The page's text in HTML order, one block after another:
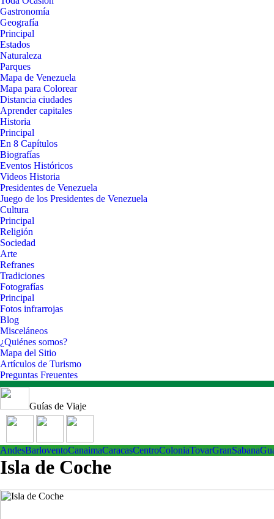
Gastronomía
Geografía
Principal
Estados
Naturaleza
Parques
Mapa de Venezuela
Mapa para Colorear
Distancia ciudades
Aprender capitales
Historia
Principal
En 8 Capítulos
Biografías
Eventos Históricos
Videos Historia
Presidentes de Venezuela
Juego de los Presidentes de Venezuela
Cultura
Principal
Religión
Sociedad
Arte
Refranes
Tradiciones
Fotografías
Principal
Fotos infrarrojas
Blog
Misceláneos
¿Quiénes somos?
Mapa del Sitio
Artículos de Turismo
Preguntas Freuentes
Guías de Viaje
AndesBarloventoCanaimaCaracasCentroColoniaTovarGranSabana
Isla de Coche